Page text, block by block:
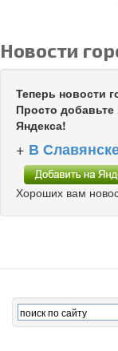
Новости
Теперь новости
Просто
Яндекса!
+ В
Хороших вам